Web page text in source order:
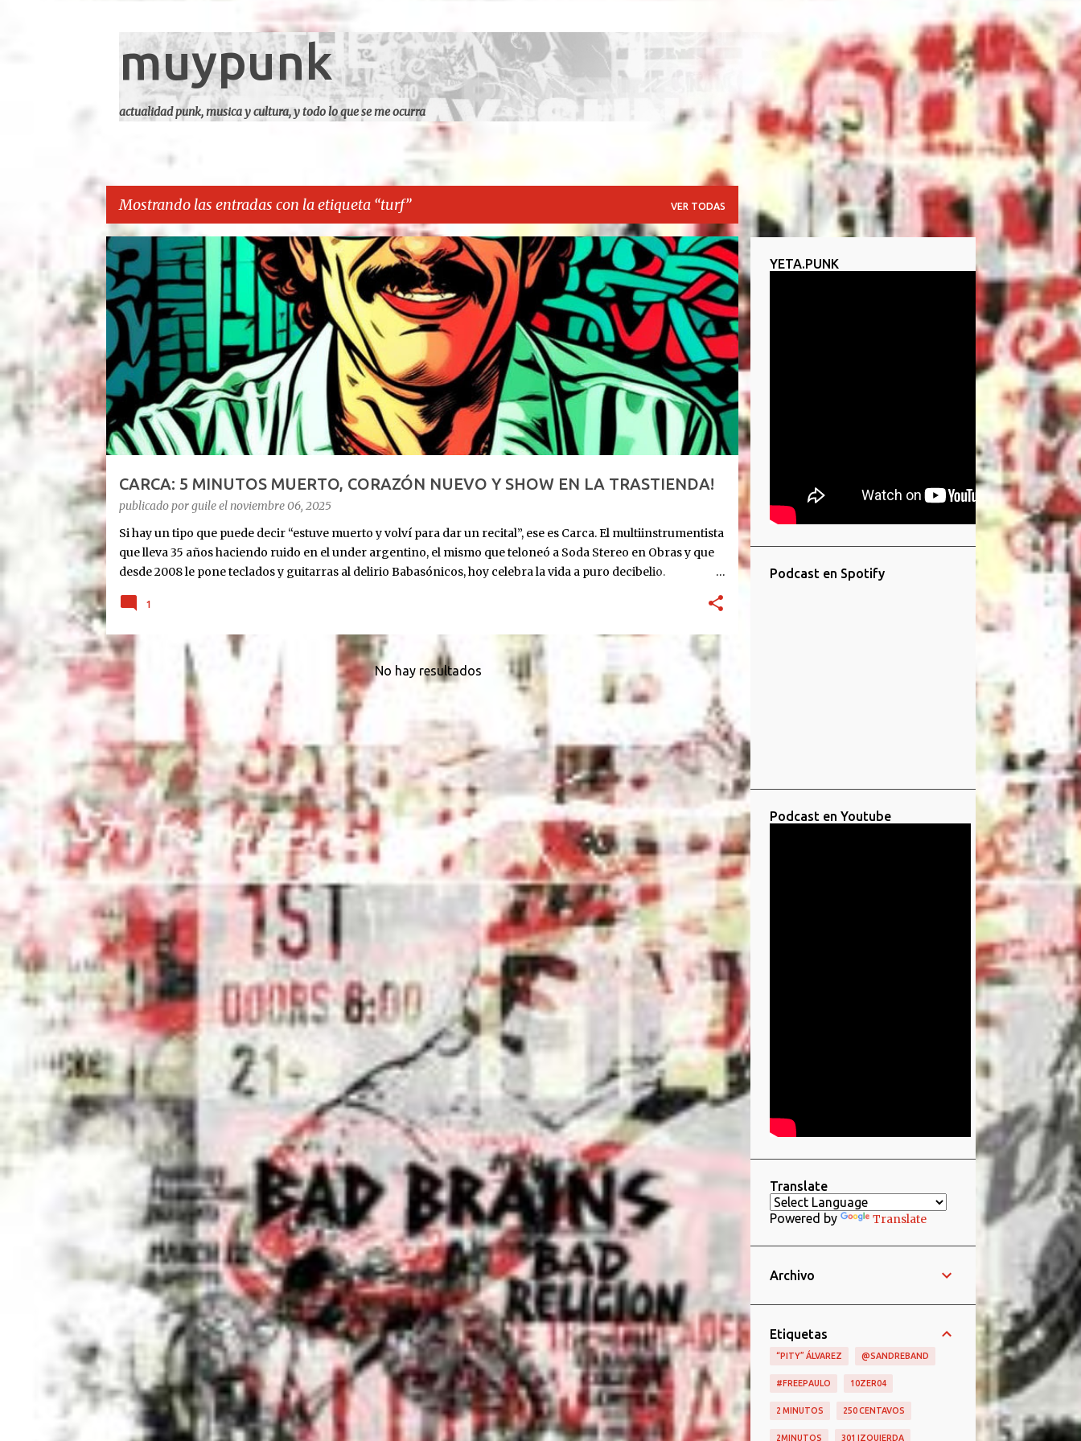
muypunk
actualidad punk, musica y cultura, y todo lo que se me ocurra
Mostrando las entradas con la etiqueta turf VER TODAS
E
n
t
a
d
a
s
CARCA: 5 MINUTOS MUERTO, CORAZÓN NUEVO Y SHOW EN LA TRASTIENDA!
publicado porguileelnoviembre 06, 2025
CARCA
Si hay un tipo que puede decir “estuve muerto y volví para dar un recital”, ese es Carca. El multiinstrumentista
que lleva 35 años haciendo ruido en el under argentino, el mismo que teloneó a Soda Stereo en Obras y que
desde 2008 le pone teclados y guitarras al delirio Babasónicos, hoy celebra la vida a puro decibelio.
últimas. 10 días antes de Navidad: para 5 minutos. Lo reviven. Sube al puesto 1 de la lista de trasplante. 11 de
tablet, guitarra y susurros a las 2 AM. Octubre 2025: sale el álbum. HOY, 6/11, 21 hs: La Trastienda. Su primer
show SOLISTA en DOS AÑOS. “Quiero celebrar que estoy vivo, no presentar un disco que ya todos
escucharon”, tira Carca en el living de Belgrano, todavía con la cicatriz fresca pero la púa en la mano.
Exultante en 3 frases: Rock setentoso + funk...
1
No hay resultados
YETA.PUNK
Podcast en Spotify
Podcast en Youtube
Translate
Powered by Translate
Archivo
Etiquetas
“PITY” ÁLVAREZ @SANDREBAND
#FREEPAULO 10ZER04
2 MINUTOS 250 CENTAVOS
2MINUTOS 301 IZQUIERDA